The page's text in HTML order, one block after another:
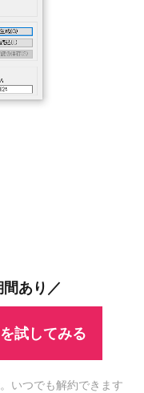
あり／
試してみる
いつでも解約できます